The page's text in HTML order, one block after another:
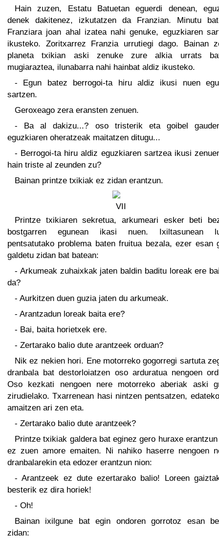
Hain zuzen, Estatu Batuetan eguerdi denean,
denek dakitenez, izkutatzen da Franzian. Minutu
Franziara joan ahal izatea nahi genuke, eguzkiaren
ikusteko. Zoritxarrez Franzia urrutiegi dago. Bainan
planeta txikian aski zenuke zure alkia urrats
mugiaraztea, ilunabarra nahi hainbat aldiz ikusteko.
- Egun batez berrogoi-ta hiru aldiz ikusi nuen
sartzen.
Geroxeago zera eransten zenuen.
- Ba al dakizu...? oso tristerik eta goibel
eguzkiaren oheratzeak maitatzen ditugu...
- Berrogoi-ta hiru aldiz eguzkiaren sartzea ikusi
hain triste al zeunden zu?
Bainan printze txikiak ez zidan erantzun.
Printze txikiaren sekretua, arkumeari esker beti
bostgarren egunean ikasi nuen. Ixiltasunean
pentsatutako problema baten fruitua bezala, ezer esan
galdetu zidan bat batean:
- Arkumeak zuhaixkak jaten baldin baditu loreak ere
da?
- Aurkitzen duen guzia jaten du arkumeak.
- Arantzadun loreak baita ere?
- Bai, baita horietxek ere.
- Zertarako balio dute arantzeek orduan?
Nik ez nekien hori. Ene motorreko gogorregi sartuta
dranbala bat destorloiatzen oso arduratua nengoen
Oso kezkati nengoen nere motorreko aberiak aski
zirudielako. Txarrenean hasi nintzen pentsatzen,
amaitzen ari zen eta.
- Zertarako balio dute arantzeek?
Printze txikiak galdera bat eginez gero huraxe
ez zuen amore emaiten. Ni nahiko haserre nengoen
dranbalarekin eta edozer erantzun nion:
- Arantzeek ez dute ezertarako balio! Loreen
besterik ez dira horiek!
- Oh!
Bainan ixilgune bat egin ondoren gorrotoz esan
zidan: